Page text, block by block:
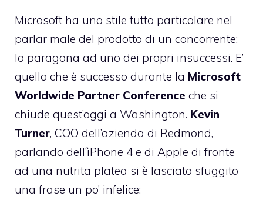
Microsoft ha uno stile tutto particolare nel
parlar male del prodotto di un concorrente:
lo paragona ad uno dei propri insuccessi. E’
quello che è successo durante la Microsoft
Worldwide Partner Conference che si
chiude quest’oggi a Washington. Kevin
Turner, COO dell’azienda di Redmond,
parlando dell’ìPhone 4 e di Apple di fronte
ad una nutrita platea si è lasciato sfuggito
una frase un po’ infelice: